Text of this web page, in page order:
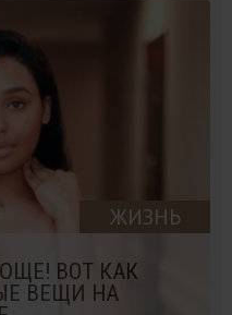
ЖИЗНЬ
ВОТ КАК
ВЕЩИ НА